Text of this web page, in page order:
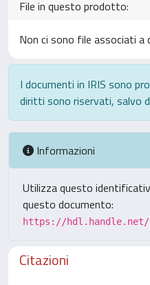
File in questo prodotto:
Non ci sono file associati
I documenti in IRIS sono
diritti sono riservati, salvo
Informazioni
Utilizza questo
questo documento:
https://hdl.handle.net/
Citazioni